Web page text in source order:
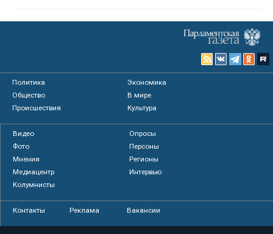
Политика
Экономика
Общество
В мире
Происшествия
Культура
Видео
Опросы
Фото
Персоны
Мнения
Регионы
Медиацентр
Интервью
Колумнисты
Контакты Реклама Вакансии